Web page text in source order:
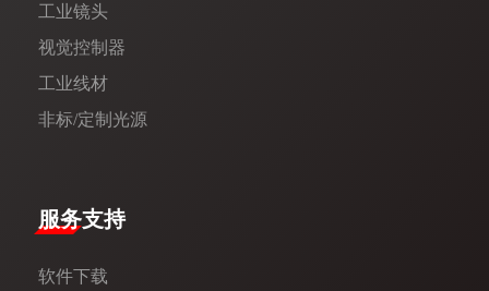
工业镜头
视觉控制器
工业线材
非标/定制光源
服务支持
软件下载